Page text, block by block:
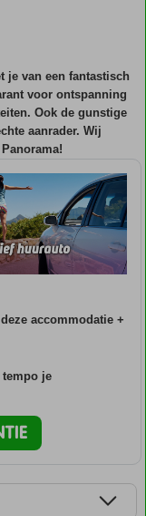
je van een fantastisch
voor ontspanning
Ook de gunstige
aanrader. Wij
accommodatie +
je